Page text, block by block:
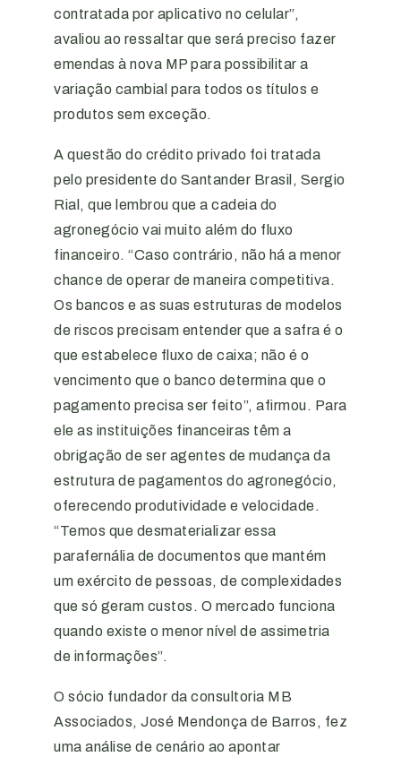
contratada por aplicativo no celular”,
avaliou ao ressaltar que será preciso fazer
emendas à nova MP para possibilitar a
variação cambial para todos os títulos e
produtos sem exceção.
A questão do crédito privado foi tratada
pelo presidente do Santander Brasil, Sergio
Rial, que lembrou que a cadeia do
agronegócio vai muito além do fluxo
financeiro. “Caso contrário, não há a menor
chance de operar de maneira competitiva.
Os bancos e as suas estruturas de modelos
de riscos precisam entender que a safra é o
que estabelece fluxo de caixa; não é o
vencimento que o banco determina que o
pagamento precisa ser feito”, afirmou. Para
ele as instituições financeiras têm a
obrigação de ser agentes de mudança da
estrutura de pagamentos do agronegócio,
oferecendo produtividade e velocidade.
“Temos que desmaterializar essa
parafernália de documentos que mantém
um exército de pessoas, de complexidades
que só geram custos. O mercado funciona
quando existe o menor nível de assimetria
de informações”.
O sócio fundador da consultoria MB
Associados, José Mendonça de Barros, fez
uma análise de cenário ao apontar